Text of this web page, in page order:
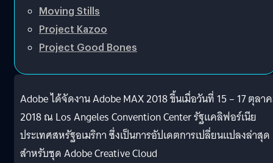
Moving Stills
Project Kazoo
Project Good Bones
Adobe ได้จัดงาน Adobe MAX 2018 ขึ้นเมื่อวันที่ 15 – 17 ตุลา
2018 ณ Los Angeles Convention Center รัฐแคลิฟอร์เนีย
ประเทศสหรัฐอเมริกา ซึ่งเป็นการอัปเดตการเปลี่ยนแปลงล่าสุด
สำหรับชุด Adobe Creative Cloud